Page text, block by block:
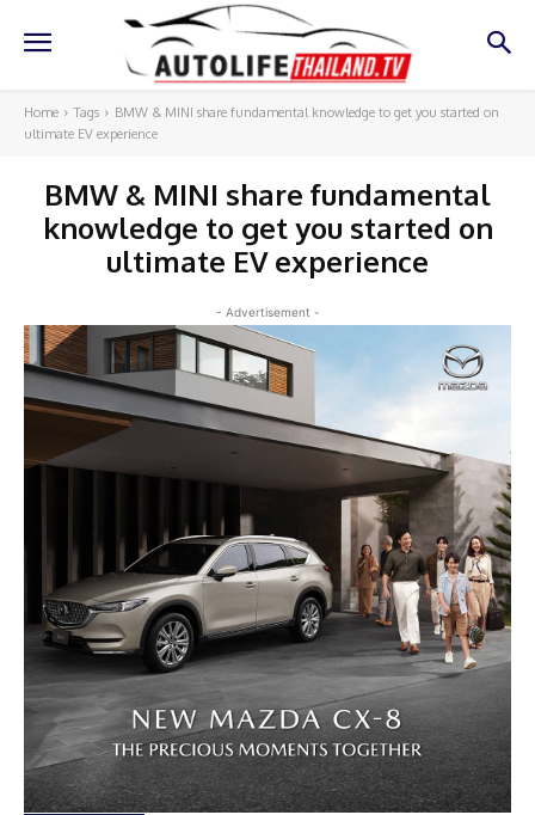
Home Tags
BMW & MINI share fundamental knowledge to get you started on
ultimate EV experience
BMW & MINI share fundamental
knowledge to get you started on
ultimate EV experience
- Advertisement -